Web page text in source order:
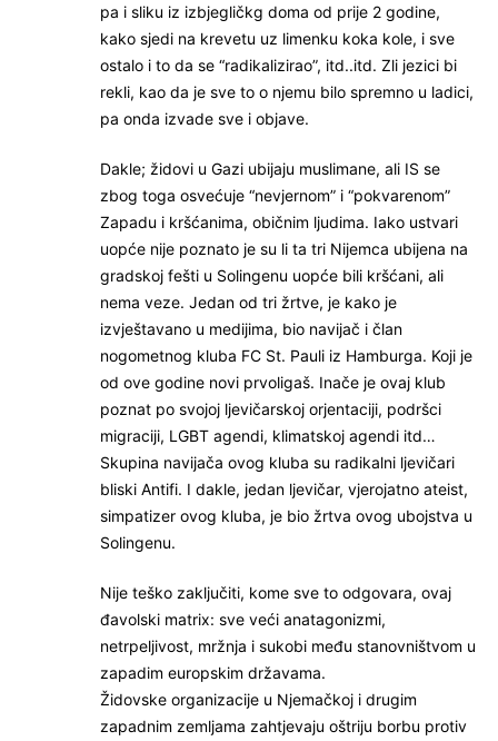
pa i sliku iz izbjegličkg doma od prije 2 godine,
kako sjedi na krevetu uz limenku koka kole, i sve
ostalo i to da se “radikalizirao”, itd..itd. Zli jezici bi
rekli, kao da je sve to o njemu bilo spremno u ladici,
pa onda izvade sve i objave.
Dakle; židovi u Gazi ubijaju muslimane, ali IS se
zbog toga osvećuje “nevjernom” i “pokvarenom”
Zapadu i kršćanima, običnim ljudima. Iako ustvari
uopće nije poznato je su li ta tri Nijemca ubijena na
gradskoj fešti u Solingenu uopće bili kršćani, ali
nema veze. Jedan od tri žrtve, je kako je
izvještavano u medijima, bio navijač i član
nogometnog kluba FC St. Pauli iz Hamburga. Koji je
od ove godine novi prvoligaš. Inače je ovaj klub
poznat po svojoj ljevičarskoj orjentaciji, podršci
migraciji, LGBT agendi, klimatskoj agendi itd…
Skupina navijača ovog kluba su radikalni ljevičari
bliski Antifi. I dakle, jedan ljevičar, vjerojatno ateist,
simpatizer ovog kluba, je bio žrtva ovog ubojstva u
Solingenu.
Nije teško zaključiti, kome sve to odgovara, ovaj
đavolski matrix: sve veći anatagonizmi,
netrpeljivost, mržnja i sukobi među stanovništvom u
zapadim europskim državama.
Židovske organizacije u Njemačkoj i drugim
zapadnim zemljama zahtjevaju oštriju borbu protiv